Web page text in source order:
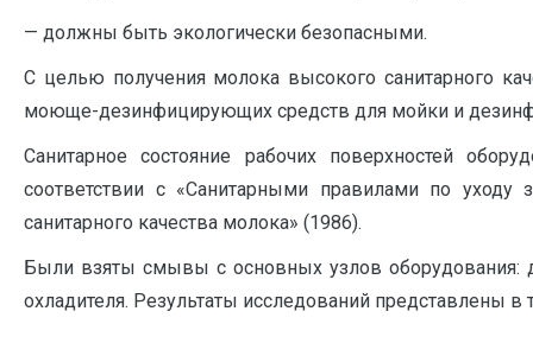
— должны быть экологически безопасными.
С целью получения молока высокого санитарного
моюще-дезинфицирующих средств для мойки и
Санитарное состояние рабочих поверхностей
соответствии с «Санитарными правилами по
санитарного качества молока» (1986).
Были взяты смывы с основных узлов оборудования:
охладителя. Результаты исследований представлены в